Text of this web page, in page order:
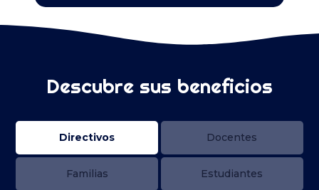
Descubre sus beneficios
Directivos Docentes
Familias Estudiantes